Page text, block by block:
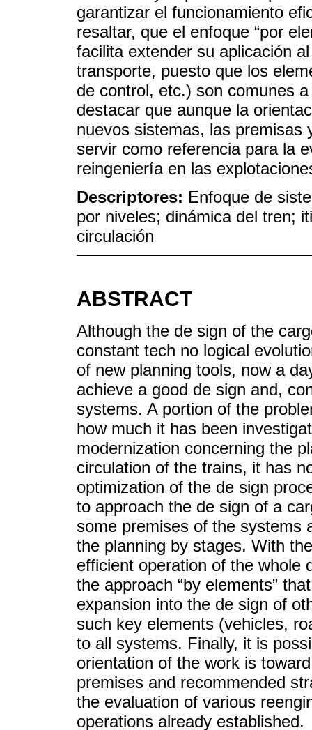
garantizar el funcionamiento
resaltar, que el enfoque “por
facilita extender su aplicación
transporte, puesto que los
de control, etc.) son comunes
destacar que aunque la
nuevos sistemas, las premisas
servir como referencia para la
reingeniería en las
Descriptores: Enfoque de
por niveles; dinámica del tren;
circulación
ABSTRACT
Although the de sign of the
constant tech no logical
of new planning tools, now a
achieve a good de sign and,
systems. A portion of the
how much it has been
modernization concerning the
circulation of the trains, it has
optimization of the de sign
to approach the de sign of a
some premises of the systems
the planning by stages. With
efficient operation of the whole
the approach “by elements”
expansion into the de sign of
such key elements (vehicles,
to all systems. Finally, it is
orientation of the work is
premises and recommended
the evaluation of various
operations already established.